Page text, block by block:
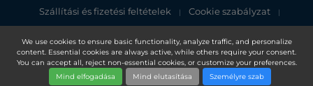
We use cookies to ensure basic functionality, analyze traffic, and personalize
content. Essential cookies are always active, while others require your consent.
You can accept all, reject non-essential cookies, or customize your preferences.
Mind elfogadása
Mind elutasítása Személyre szab
Szállítási és fizetési feltételek | Cookie szabályzat |
Adatvédelmi tájékoztató
Copyright 2025, DXN Holdings Bhd. 199501033918 (363120-V)